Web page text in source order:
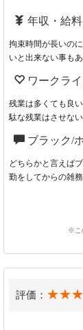
年収・給
拘束時間が長いの
いと出来ない事も
ワークラ
残業は多くても良
駄な残業はさせな
ブラック/
どちらかと言えば
勤をしてからの雑
※こ
評価：